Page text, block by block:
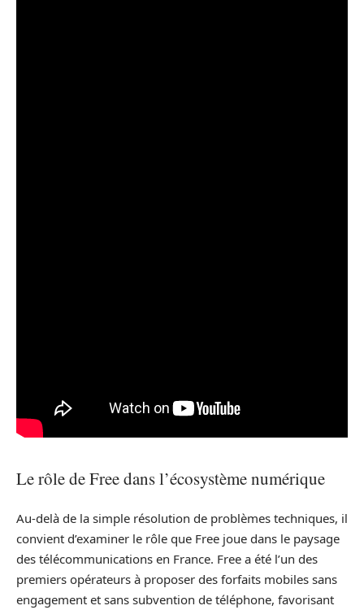
Le rôle de Free dans l’écosystème numérique
Au-delà de la simple résolution de problèmes techniques, il
convient d’examiner le rôle que Free joue dans le paysage
des télécommunications en France. Free a été l’un des
premiers opérateurs à proposer des forfaits mobiles sans
engagement et sans subvention de téléphone, favorisant